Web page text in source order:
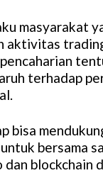
masyarakat
aktivitas
terhadap
bisa
bersama
blockchain